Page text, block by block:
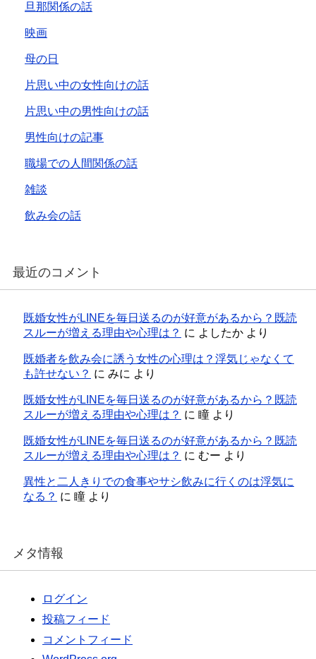
旦那関係の話
映画
母の日
片思い中の女性向けの話
片思い中の男性向けの話
男性向けの記事
職場での人間関係の話
雑談
飲み会の話
最近のコメント
既婚女性がLINEを毎日送るのが好意があるから？既読
スルーが増える理由や心理は？ に よしたか より
既婚者を飲み会に誘う女性の心理は？浮気じゃなくて
も許せない？ に みに より
既婚女性がLINEを毎日送るのが好意があるから？既読
スルーが増える理由や心理は？ に 瞳 より
既婚女性がLINEを毎日送るのが好意があるから？既読
スルーが増える理由や心理は？ に むー より
異性と二人きりでの食事やサシ飲みに行くのは浮気に
なる？ に 瞳 より
メタ情報
ログイン
投稿フィード
コメントフィード